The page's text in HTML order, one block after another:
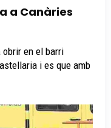
a Canàries
obrir en el barri
i es que amb